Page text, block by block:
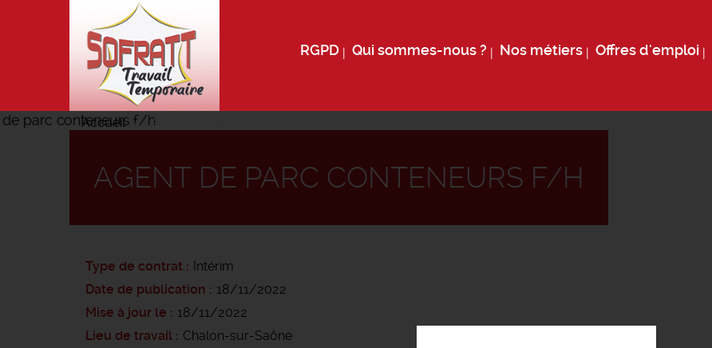
RGPD Qui sommes-nous ? Nos métiers Offres d'emploi
Accueil Agent de parc conteneurs f/h
AGENT DE PARC CONTENEURS F/H
Type de contrat
Intérim
Date de publication
18/11/2022
Mise à jour le
18/11/2022
Lieu de travail
Chalon-sur-Saône